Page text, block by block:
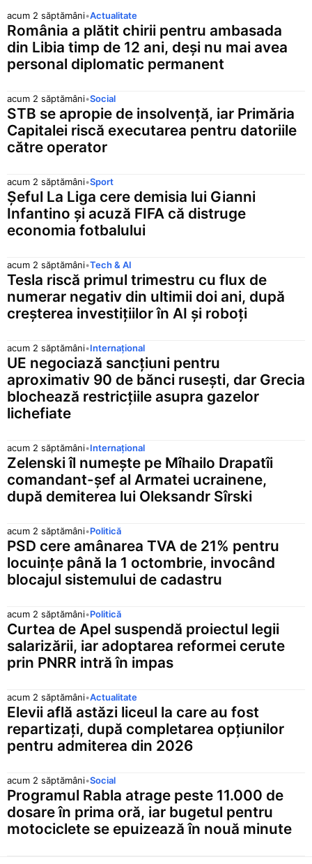
acum 2 săptămâni•Actualitate
România a plătit chirii pentru ambasada
din Libia timp de 12 ani, deși nu mai avea
personal diplomatic permanent
acum 2 săptămâni•Social
STB se apropie de insolvență, iar Primăria
Capitalei riscă executarea pentru datoriile
către operator
acum 2 săptămâni•Sport
Șeful La Liga cere demisia lui Gianni
Infantino și acuză FIFA că distruge
economia fotbalului
acum 2 săptămâni•Tech & AI
Tesla riscă primul trimestru cu flux de
numerar negativ din ultimii doi ani, după
creșterea investițiilor în AI și roboți
acum 2 săptămâni•Internațional
UE negociază sancțiuni pentru
aproximativ 90 de bănci rusești, dar Grecia
blochează restricțiile asupra gazelor
lichefiate
acum 2 săptămâni•Internațional
Zelenski îl numește pe Mîhailo Drapatîi
comandant-șef al Armatei ucrainene,
după demiterea lui Oleksandr Sîrski
acum 2 săptămâni•Politică
PSD cere amânarea TVA de 21% pentru
locuințe până la 1 octombrie, invocând
blocajul sistemului de cadastru
acum 2 săptămâni•Politică
Curtea de Apel suspendă proiectul legii
salarizării, iar adoptarea reformei cerute
prin PNRR intră în impas
acum 2 săptămâni•Actualitate
Elevii află astăzi liceul la care au fost
repartizați, după completarea opțiunilor
pentru admiterea din 2026
acum 2 săptămâni•Social
Programul Rabla atrage peste 11.000 de
dosare în prima oră, iar bugetul pentru
motociclete se epuizează în nouă minute